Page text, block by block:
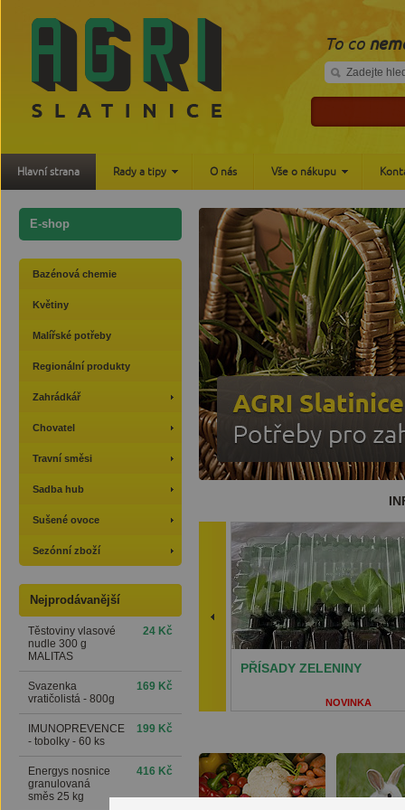
PŘÍSADY ZELENINY
NOVINKA
V PŘEPRAVNÍCH
E-shop
Bazénová chemie
Květiny
Malířské potřeby
Regionální produkty
Zahrádkář
Chovatel
Travní směsi
Sadba hub
Sušené ovoce
Sezónní zboží
Nejprodávanější
Těstoviny vlasové
nudle 300 g
MALITAS
24 Kč
Svazenka
vratičolistá - 800g
169 Kč
IMUNOPREVENCE
- tobolky - 60 ks
199 Kč
Energys nosnice
granulovaná
směs 25 kg
416 Kč
To co
Hlavní strana Rady a tipy O nás Vše o nákupu